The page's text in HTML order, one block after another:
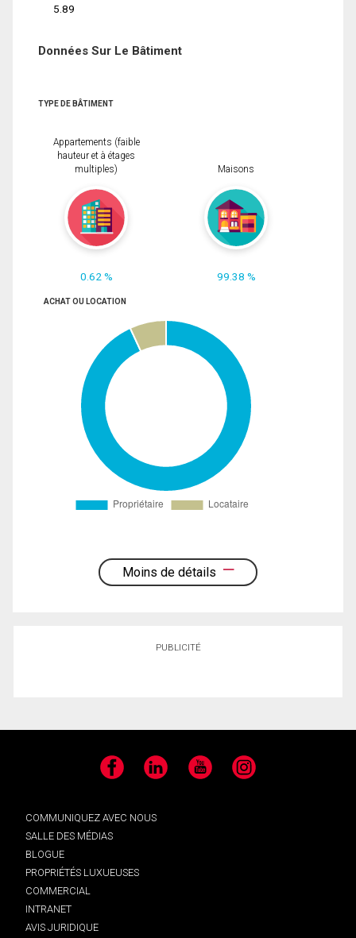
5.89
Données Sur Le Bâtiment
TYPE DE BÂTIMENT
Appartements (faible
hauteur et à étages
multiples)
0.62 %
Maisons
99.38 %
ACHAT OU LOCATION
Moins de détails
PUBLICITÉ
Facebook LinkedIn YouTube Instagram
COMMUNIQUEZ AVEC NOUS
SALLE DES MÉDIAS
BLOGUE
PROPRIÉTÉS LUXUEUSES
COMMERCIAL
INTRANET
AVIS JURIDIQUE